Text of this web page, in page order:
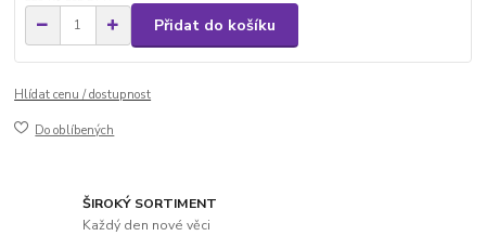
Přidat do košíku
Hlídat cenu / dostupnost
Do oblíbených
ŠIROKÝ SORTIMENT
Každý den nové věci